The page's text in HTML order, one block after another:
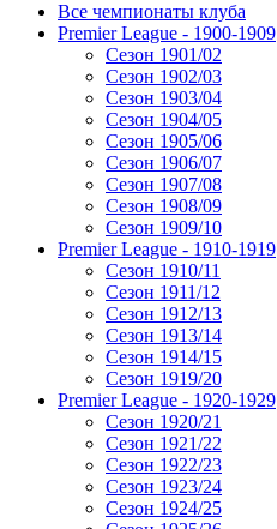
Все чемпионаты клуба
Premier League - 1900-1909
Сезон 1901/02
Сезон 1902/03
Сезон 1903/04
Сезон 1904/05
Сезон 1905/06
Сезон 1906/07
Сезон 1907/08
Сезон 1908/09
Сезон 1909/10
Premier League - 1910-1919
Сезон 1910/11
Сезон 1911/12
Сезон 1912/13
Сезон 1913/14
Сезон 1914/15
Сезон 1919/20
Premier League - 1920-1929
Сезон 1920/21
Сезон 1921/22
Сезон 1922/23
Сезон 1923/24
Сезон 1924/25